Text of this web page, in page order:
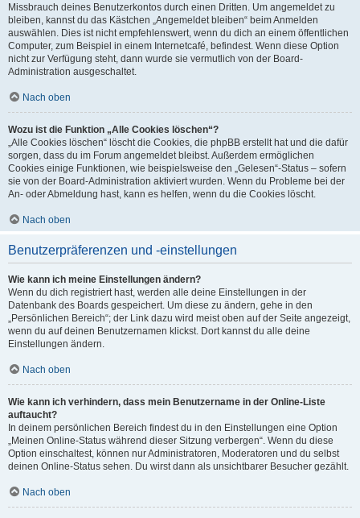
Missbrauch deines Benutzerkontos durch einen Dritten. Um angemeldet zu
bleiben, kannst du das Kästchen „Angemeldet bleiben“ beim Anmelden
auswählen. Dies ist nicht empfehlenswert, wenn du dich an einem öffentlichen
Computer, zum Beispiel in einem Internetcafé, befindest. Wenn diese Option
nicht zur Verfügung steht, dann wurde sie vermutlich von der Board-
Administration ausgeschaltet.
Nach oben
Wozu ist die Funktion „Alle Cookies löschen“?
„Alle Cookies löschen“ löscht die Cookies, die phpBB erstellt hat und die dafür
sorgen, dass du im Forum angemeldet bleibst. Außerdem ermöglichen
Cookies einige Funktionen, wie beispielsweise den „Gelesen“-Status – sofern
sie von der Board-Administration aktiviert wurden. Wenn du Probleme bei der
An- oder Abmeldung hast, kann es helfen, wenn du die Cookies löscht.
Nach oben
Benutzerpräferenzen und -einstellungen
Wie kann ich meine Einstellungen ändern?
Wenn du dich registriert hast, werden alle deine Einstellungen in der
Datenbank des Boards gespeichert. Um diese zu ändern, gehe in den
„Persönlichen Bereich“; der Link dazu wird meist oben auf der Seite angezeigt,
wenn du auf deinen Benutzernamen klickst. Dort kannst du alle deine
Einstellungen ändern.
Nach oben
Wie kann ich verhindern, dass mein Benutzername in der Online-Liste
auftaucht?
In deinem persönlichen Bereich findest du in den Einstellungen eine Option
„Meinen Online-Status während dieser Sitzung verbergen“. Wenn du diese
Option einschaltest, können nur Administratoren, Moderatoren und du selbst
deinen Online-Status sehen. Du wirst dann als unsichtbarer Besucher gezählt.
Nach oben